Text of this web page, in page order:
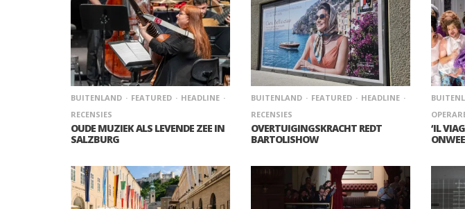
BUITENLAND FEATURED
HEADLINE
RECENSIES
OUDE MUZIEK ALS LEVENDE ZEE IN
SALZBURG
BUITENLAND FEATURED
HEADLINE
RECENSIES
OVERTUIGINGSKRACHT REDT
BARTOLISHOW
‘IL